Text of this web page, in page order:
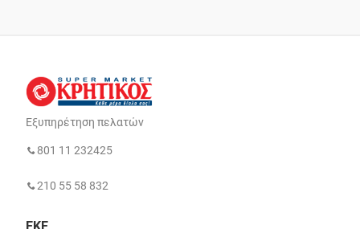
Εξυπηρέτηση πελατών
801 11 232425
210 55 58 832